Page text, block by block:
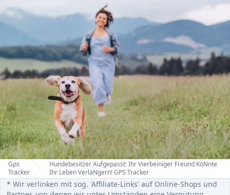
Home
Gps
Tracker
Hundebesitzer Aufgepasst: Ihr Vierbeiniger Freund KöNnte
Ihr Leben VerläNgern! GPS Tracker
* Wir verlinken mit sog. 'Affiliate-Links' auf Online-Shops und